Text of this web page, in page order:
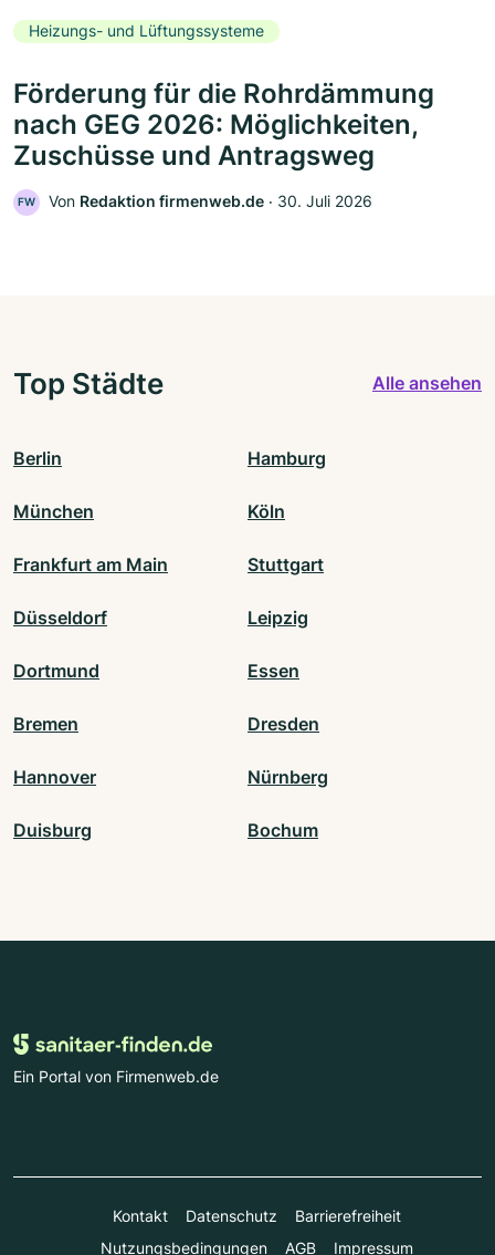
Heizungs- und Lüftungssysteme
Förderung für die Rohrdämmung
nach GEG 2026: Möglichkeiten,
Zuschüsse und Antragsweg
FW Von Redaktion firmenweb.de ‧ 30. Juli 2026
Top Städte Alle ansehen
Berlin Hamburg
München Köln
Frankfurt am Main Stuttgart
Düsseldorf Leipzig
Dortmund Essen
Bremen Dresden
Hannover Nürnberg
Duisburg Bochum
Ein Portal von Firmenweb.de
Kontakt Datenschutz
Barrierefreiheit
Nutzungsbedingungen
AGB Impressum